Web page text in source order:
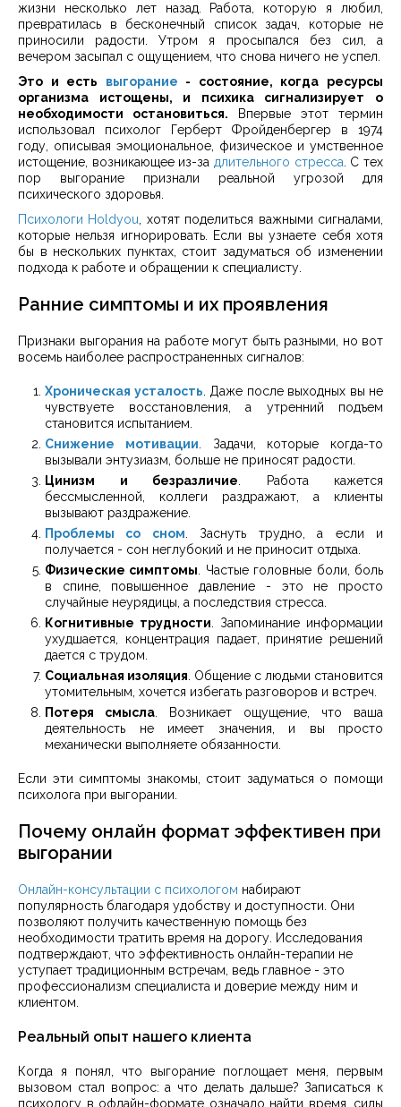
жизни несколько лет назад. Работа, которую я любил,
превратилась в бесконечный список задач, которые не
приносили радости. Утром я просыпался без сил, а
вечером засыпал с ощущением, что снова ничего не успел.
Это и есть выгорание - состояние, когда ресурсы
организма истощены, и психика сигнализирует о
необходимости остановиться. Впервые этот термин
использовал психолог Герберт Фройденбергер в 1974
году, описывая эмоциональное, физическое и умственное
истощение, возникающее из-за длительного стресса . С тех
пор выгорание признали реальной угрозой для
психического здоровья.
Психологи Holdyou , хотят поделиться важными сигналами,
которые нельзя игнорировать. Если вы узнаете себя хотя
бы в нескольких пунктах, стоит задуматься об изменении
подхода к работе и обращении к специалисту.
Ранние симптомы и их проявления
Признаки выгорания на работе могут быть разными, но вот
восемь наиболее распространенных сигналов:
Хроническая усталость . Даже после выходных вы не
чувствуете восстановления, а утренний подъем
становится испытанием.
Снижение мотивации . Задачи, которые когда-то
вызывали энтузиазм, больше не приносят радости.
Цинизм и безразличие . Работа кажется
бессмысленной, коллеги раздражают, а клиенты
вызывают раздражение.
Проблемы со сном . Заснуть трудно, а если и
получается - сон неглубокий и не приносит отдыха.
Физические симптомы . Частые головные боли, боль
в спине, повышенное давление - это не просто
случайные неурядицы, а последствия стресса.
Когнитивные трудности . Запоминание информации
ухудшается, концентрация падает, принятие решений
дается с трудом.
Социальная изоляция . Общение с людьми становится
утомительным, хочется избегать разговоров и встреч.
Потеря смысла . Возникает ощущение, что ваша
деятельность не имеет значения, и вы просто
механически выполняете обязанности.
Если эти симптомы знакомы, стоит задуматься о помощи
психолога при выгорании.
Почему онлайн формат эффективен при
выгорании
Онлайн-консультации с психологом набирают
популярность благодаря удобству и доступности. Они
позволяют получить качественную помощь без
необходимости тратить время на дорогу. Исследования
подтверждают, что эффективность онлайн-терапии не
уступает традиционным встречам, ведь главное - это
профессионализм специалиста и доверие между ним и
клиентом.
Реальный опыт нашего клиента
Когда я понял, что выгорание поглощает меня, первым
вызовом стал вопрос: а что делать дальше? Записаться к
психологу в офлайн-формате означало найти время, силы